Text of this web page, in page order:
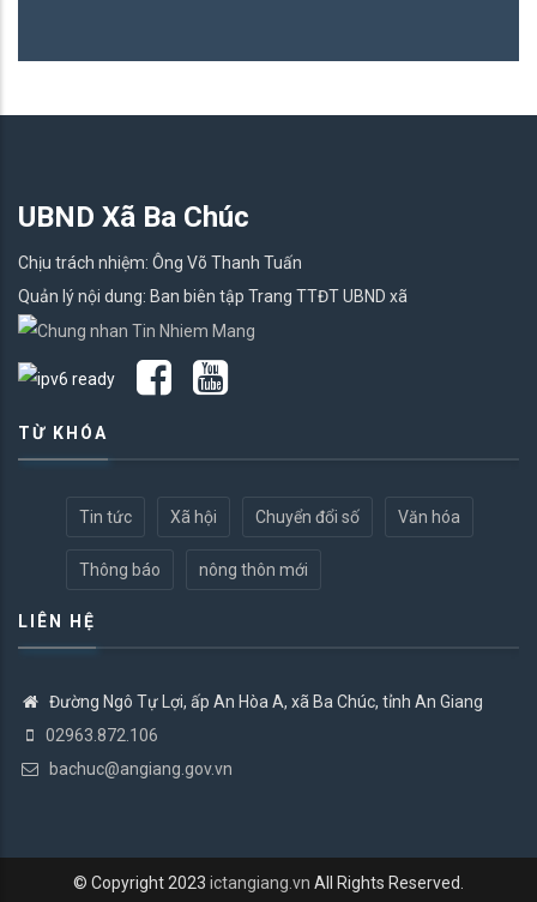
UBND Xã Ba Chúc
Chịu trách nhiệm: Ông Võ Thanh Tuấn
Quản lý nội dung: Ban biên tập Trang TTĐT UBND xã
TỪ KHÓA
Tin tức Xã hội Chuyển đổi số Văn hóa
Thông báo nông thôn mới
LIÊN HỆ
Đường Ngô Tự Lợi, ấp An Hòa A, xã Ba Chúc, tỉnh An Giang
02963.872.106
bachuc@angiang.gov.vn
© Copyright 2023 ictangiang.vn All Rights Reserved.